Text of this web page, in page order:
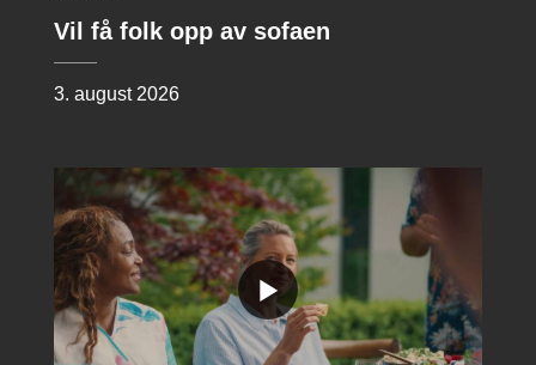
Vil få folk opp av sofaen
3. august 2026